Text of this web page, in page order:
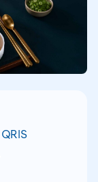
QRIS